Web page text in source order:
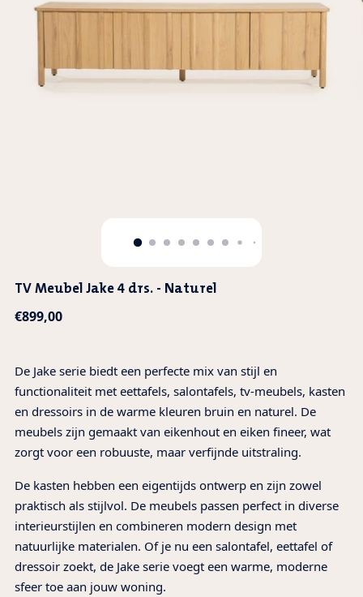
TV Meubel Jake 4 drs. - Naturel
Normale
€899,00
De Jake serie biedt een perfecte mix van stijl en
functionaliteit met eettafels, salontafels, tv-meubels, kasten
en dressoirs in de warme kleuren bruin en naturel. De
meubels zijn gemaakt van eikenhout en eiken fineer, wat
zorgt voor een robuuste, maar verfijnde uitstraling.
De kasten hebben een eigentijds ontwerp en zijn zowel
praktisch als stijlvol. De meubels passen perfect in diverse
interieurstijlen en combineren modern design met
natuurlijke materialen. Of je nu een salontafel, eettafel of
dressoir zoekt, de Jake serie voegt een warme, moderne
sfeer toe aan jouw woning.